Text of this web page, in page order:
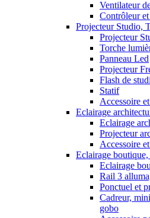
Ventilateur
Contrôleur et
Projecteur Studio,
Projecteur
Torche
Panneau Led
Projecteur
Flash de
Statif
Accessoire
Eclairage
Eclairage
Projecteur
Accessoire
Eclairage
Eclairage
Rail 3
Ponctuel et
Cadreur,
gobo